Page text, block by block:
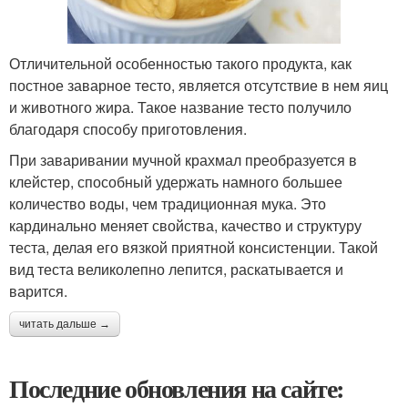
Отличительной особенностью такого продукта, как
постное заварное тесто, является отсутствие в нем яиц
и животного жира. Такое название тесто получило
благодаря способу приготовления.
При заваривании мучной крахмал преобразуется в
клейстер, способный удержать намного большее
количество воды, чем традиционная мука. Это
кардинально меняет свойства, качество и структуру
теста, делая его вязкой приятной консистенции. Такой
вид теста великолепно лепится, раскатывается и
варится.
читать дальше →
Последние обновления на сайте: